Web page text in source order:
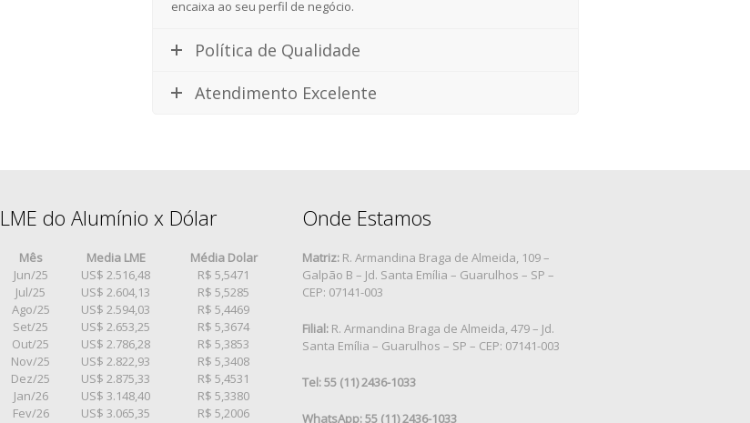
encaixa ao seu perfil de negócio.
Política de Qualidade
Atendimento Excelente
LME do Alumínio x Dólar
Mês Media LME
Média Dolar
Jun/25
US$ 2.516,48
R$ 5,5471
Jul/25
US$ 2.604,13
R$ 5,5285
Ago/25
US$ 2.594,03
R$ 5,4469
Set/25
US$ 2.653,25
R$ 5,3674
Out/25
US$ 2.786,28
R$ 5,3853
Nov/25
US$ 2.822,93
R$ 5,3408
Dez/25
US$ 2.875,33
R$ 5,4531
Jan/26
US$ 3.148,40
R$ 5,3380
Fev/26
US$ 3.065,35
R$ 5,2006
Onde Estamos
Matriz: R. Armandina Braga de Almeida, 109 –
Galpão B – Jd. Santa Emília – Guarulhos – SP –
CEP: 07141-003
Filial: R. Armandina Braga de Almeida, 479 – Jd.
Santa Emília – Guarulhos – SP – CEP: 07141-003
Tel: 55 (11) 2436-1033
WhatsApp: 55 (11) 2436-1033